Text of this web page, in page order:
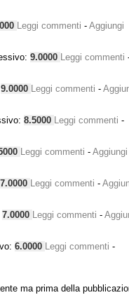
Leggi commenti - Aggiungi
9.0000 Leggi commenti
9.0000 Leggi commenti -
8.5000 Leggi commenti -
Leggi commenti - Aggiungi
7.0000 Leggi commenti -
7.0000 Leggi commenti -
6.0000 Leggi commenti -
ma prima della